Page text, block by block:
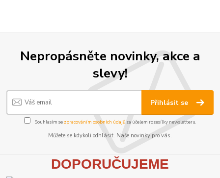
Nepropásněte novinky, akce a
slevy!
Přihlásit se
Souhlasím se zpracováním osobních údajůza účelem rozesílky newsletteru.
Můžete se kdykoli odhlásit. Naše novinky pro vás.
DOPORUČUJEME